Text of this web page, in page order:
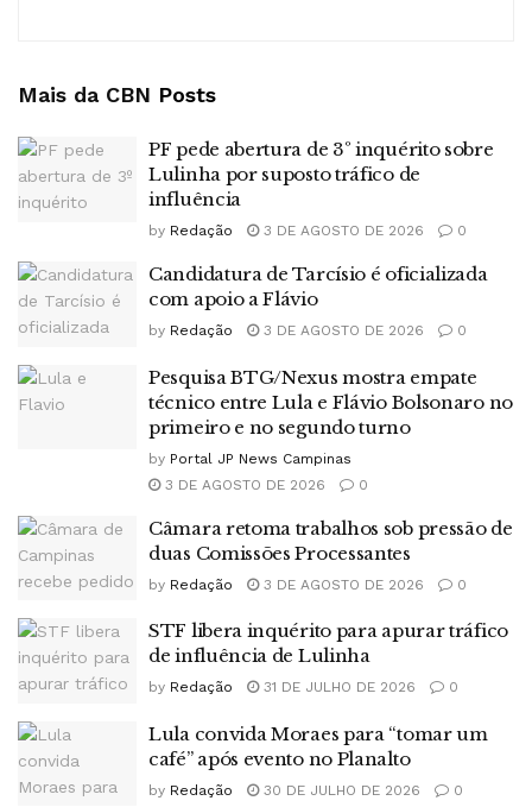
Mais da CBN Posts
PF pede abertura de 3º inquérito sobre
Lulinha por suposto tráfico de
influência
by Redação 3 DE AGOSTO DE 2026 0
Candidatura de Tarcísio é oficializada
com apoio a Flávio
by Redação 3 DE AGOSTO DE 2026 0
Pesquisa BTG/Nexus mostra empate
técnico entre Lula e Flávio Bolsonaro no
primeiro e no segundo turno
by Portal JP News Campinas
3 DE AGOSTO DE 2026
0
Câmara retoma trabalhos sob pressão de
duas Comissões Processantes
by Redação 3 DE AGOSTO DE 2026 0
STF libera inquérito para apurar tráfico
de influência de Lulinha
by Redação 31 DE JULHO DE 2026 0
Lula convida Moraes para “tomar um
café” após evento no Planalto
by Redação 30 DE JULHO DE 2026 0